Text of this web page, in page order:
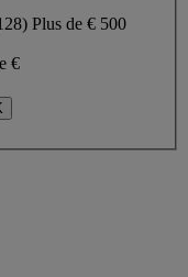
) Plus de € 500
€